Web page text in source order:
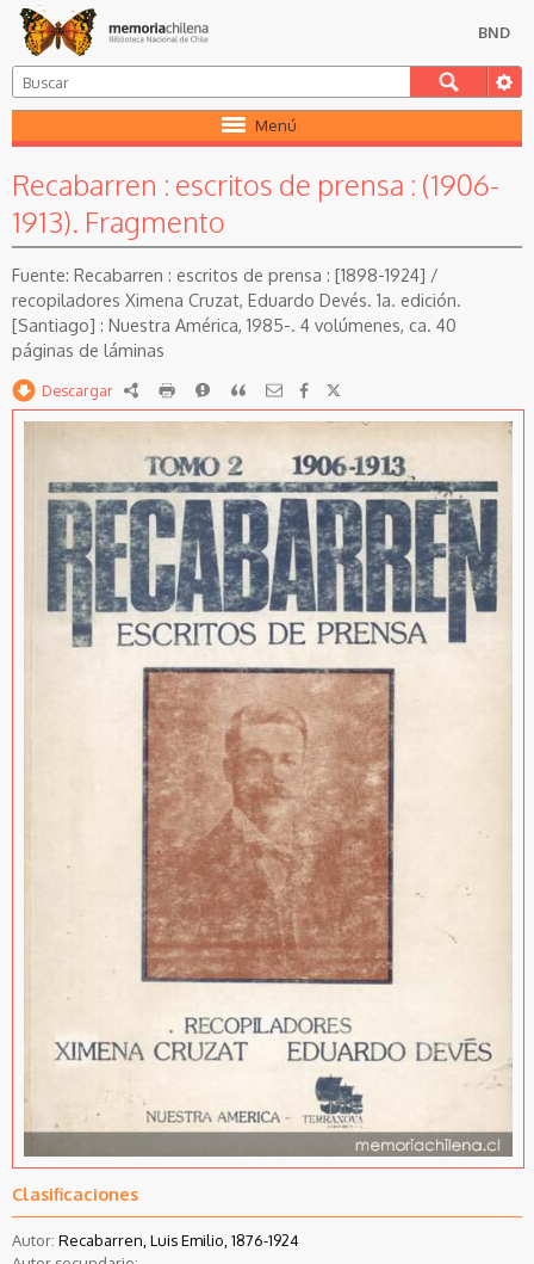
BND
Menú
Recabarren : escritos de prensa : (1906-
1913). Fragmento
Recabarren : escritos de prensa : [1898-1924] /
recopiladores Ximena Cruzat, Eduardo Devés. 1a. edición.
[Santiago] : Nuestra América, 1985-. 4 volúmenes, ca. 40
páginas de láminas
Descargar RDF imprimirReportarCitar
Clasificaciones
Autor: Recabarren, Luis Emilio, 1876-1924